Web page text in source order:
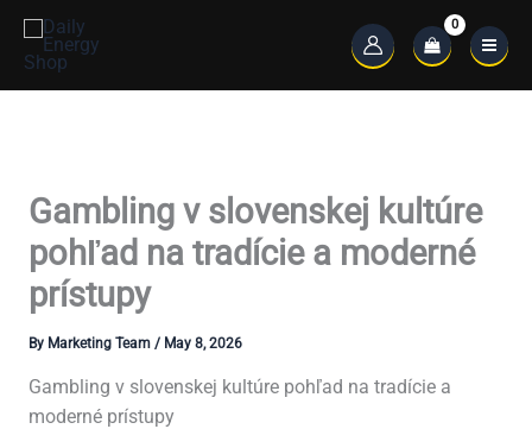
content
Main
Menu
Gambling v slovenskej kultúre
pohľad na tradície a moderné
prístupy
By Marketing Team / May 8, 2026
Gambling v slovenskej kultúre pohľad na tradície a
moderné prístupy